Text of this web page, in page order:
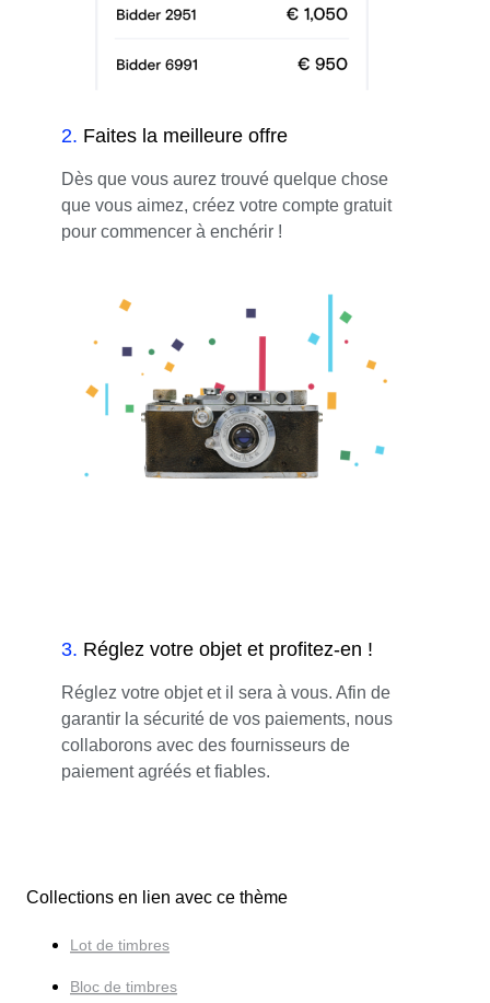
2. Faites la meilleure offre
Dès que vous aurez trouvé quelque chose
que vous aimez, créez votre compte gratuit
pour commencer à enchérir !
3. Réglez votre objet et profitez-en !
Réglez votre objet et il sera à vous. Afin de
garantir la sécurité de vos paiements, nous
collaborons avec des fournisseurs de
paiement agréés et fiables.
Collections en lien avec ce thème
Lot de timbres
Bloc de timbres